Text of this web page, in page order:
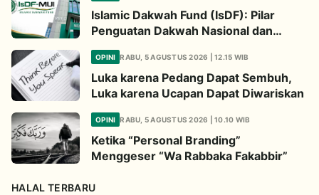
Islamic Dakwah Fund (IsDF): Pilar
Penguatan Dakwah Nasional dan
Jembatan Kepedulian Umat Global
OPINI RABU, 5 AGUSTUS 2026 | 12.15 WIB
Luka karena Pedang Dapat Sembuh,
Luka karena Ucapan Dapat Diwariskan
OPINI RABU, 5 AGUSTUS 2026 | 10.10 WIB
Ketika “Personal Branding”
Menggeser “Wa Rabbaka Fakabbir”
HALAL TERBARU